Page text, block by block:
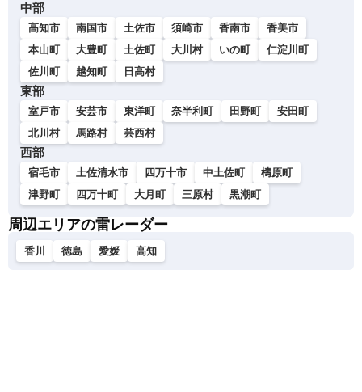
中部
高知市 南国市 土佐市 須崎市 香南市
香美市
本山町
大豊町 土佐町 大川村 いの町
仁淀川町
佐川町
越知町 日高村
東部
室戸市 安芸市 東洋町 奈半利町 田野町
安田町
北川村
馬路村 芸西村
西部
宿毛市 土佐清水市 四万十市 中土佐町
檮原町
津野町
四万十町 大月町 三原村 黒潮町
周辺エリアの雷レーダー
香川 徳島 愛媛 高知